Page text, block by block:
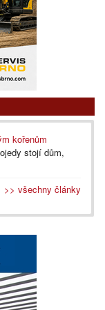
kořenům
stojí dům,
>> všechny články